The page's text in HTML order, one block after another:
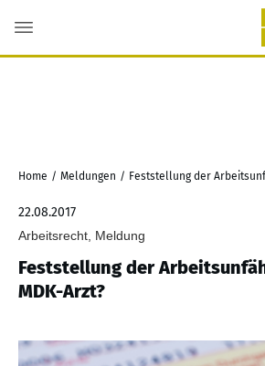
Home / Meldungen /
22.08.2017
Arbeitsrecht, Meldung
Feststellung der
MDK-Arzt?